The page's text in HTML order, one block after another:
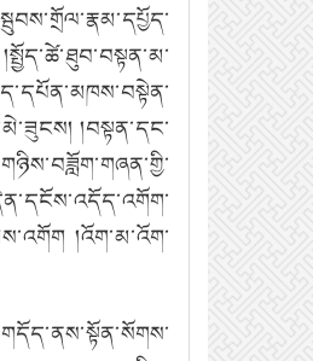
།སྤྱོད་ཚེ་ཐུབ་བསྟན་མ་
།བསྟན་དང་
།འོག་མ་འོག་